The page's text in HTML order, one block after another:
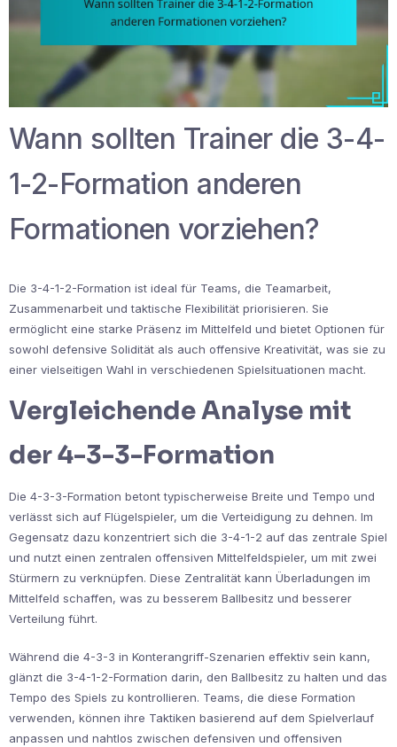
Wann sollten Trainer die 3-4-
1-2-Formation anderen
Formationen vorziehen?
Die 3-4-1-2-Formation ist ideal für Teams, die Teamarbeit,
Zusammenarbeit und taktische Flexibilität priorisieren. Sie
ermöglicht eine starke Präsenz im Mittelfeld und bietet Optionen für
sowohl defensive Solidität als auch offensive Kreativität, was sie zu
einer vielseitigen Wahl in verschiedenen Spielsituationen macht.
Vergleichende Analyse mit
der 4-3-3-Formation
Die 4-3-3-Formation betont typischerweise Breite und Tempo und
verlässt sich auf Flügelspieler, um die Verteidigung zu dehnen. Im
Gegensatz dazu konzentriert sich die 3-4-1-2 auf das zentrale Spiel
und nutzt einen zentralen offensiven Mittelfeldspieler, um mit zwei
Stürmern zu verknüpfen. Diese Zentralität kann Überladungen im
Mittelfeld schaffen, was zu besserem Ballbesitz und besserer
Verteilung führt.
Während die 4-3-3 in Konterangriff-Szenarien effektiv sein kann,
glänzt die 3-4-1-2-Formation darin, den Ballbesitz zu halten und das
Tempo des Spiels zu kontrollieren. Teams, die diese Formation
verwenden, können ihre Taktiken basierend auf dem Spielverlauf
anpassen und nahtlos zwischen defensiven und offensiven